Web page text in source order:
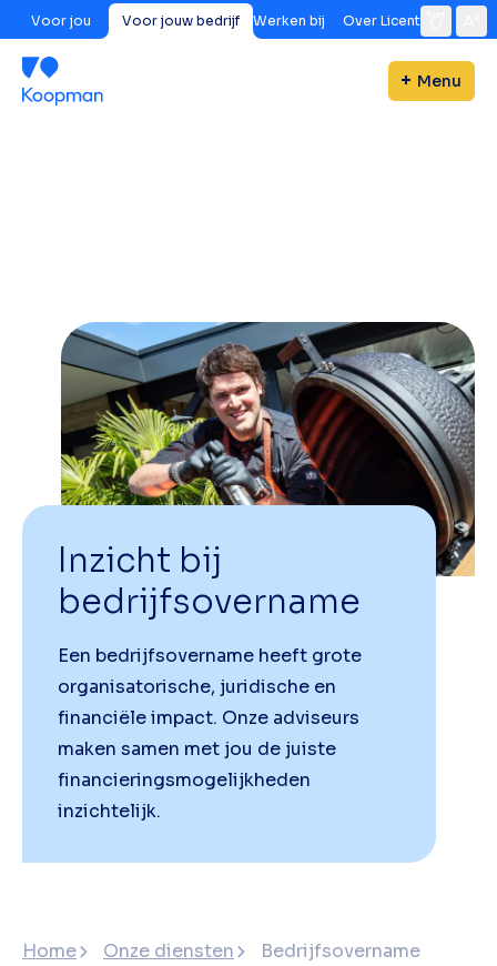
Voor jou Voor jouw bedrijf Werken bij Over Licent
Menu
Inzicht bij
bedrijfsovername
Een bedrijfsovername heeft grote
organisatorische, juridische en
financiële impact. Onze adviseurs
maken samen met jou de juiste
financieringsmogelijkheden
inzichtelijk.
Home Onze diensten Bedrijfsovername